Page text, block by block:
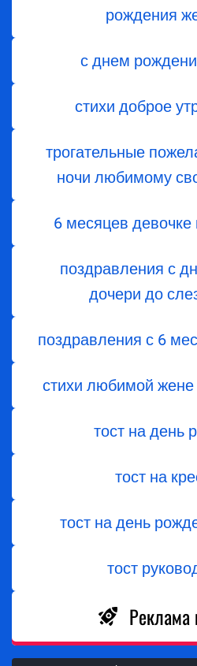
рождения
с днем
стихи доброе
трогательные
ночи любимому
6 месяцев
поздравления с
дочери до
поздравления с 6
стихи любимой жене
тост на день
тост на
тост на день
тост
Реклама